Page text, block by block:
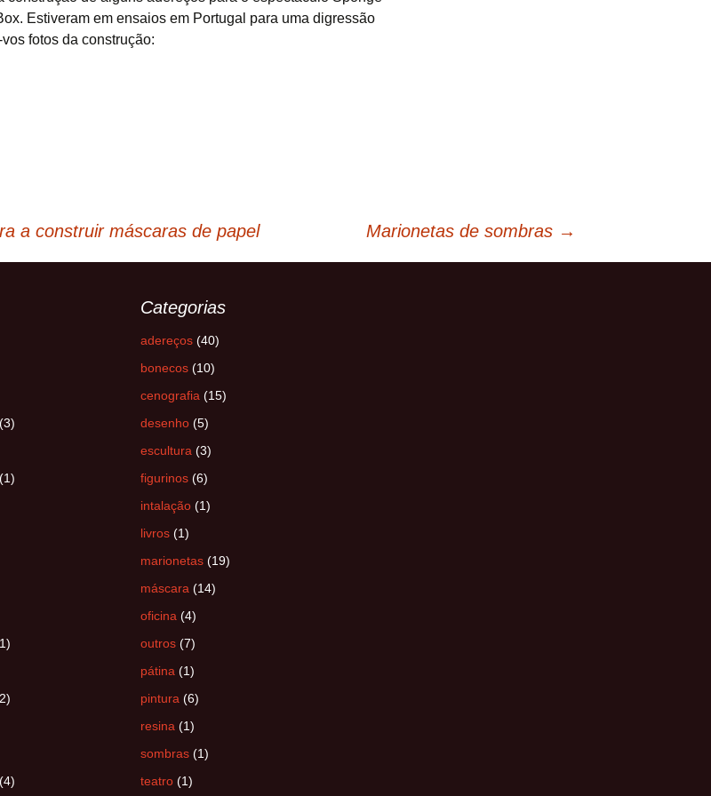
Estiveram em ensaios em Portugal para uma digressão
fotos da construção:
a construir máscaras de papel Marionetas de sombras →
(3)
(1)
(4)
Categorias
adereços (40)
bonecos (10)
cenografia (15)
desenho (5)
escultura (3)
figurinos (6)
intalação (1)
livros (1)
marionetas (19)
máscara (14)
oficina (4)
outros (7)
pátina (1)
pintura (6)
resina (1)
sombras (1)
teatro (1)